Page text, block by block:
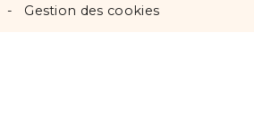
- Gestion des cookies